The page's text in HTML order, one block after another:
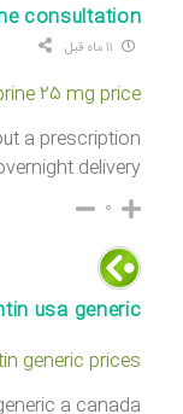
consultation
25 mg price
a prescription
delivery
۰
usa generic
generic prices
a canada